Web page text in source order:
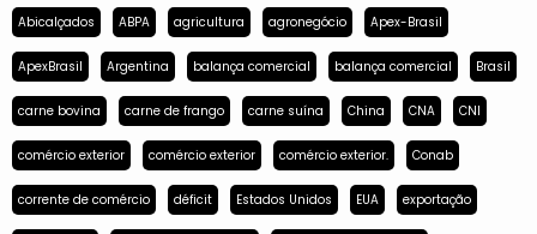
Abicalçados ABPA agricultura agronegócio Apex-Brasil
ApexBrasil Argentina balança comercial balança comercial Brasil
carne bovina carne de frango carne suína China CNA CNI
comércio exterior comércio exterior comércio exterior. Conab
corrente de comércio déficit Estados Unidos EUA exportação